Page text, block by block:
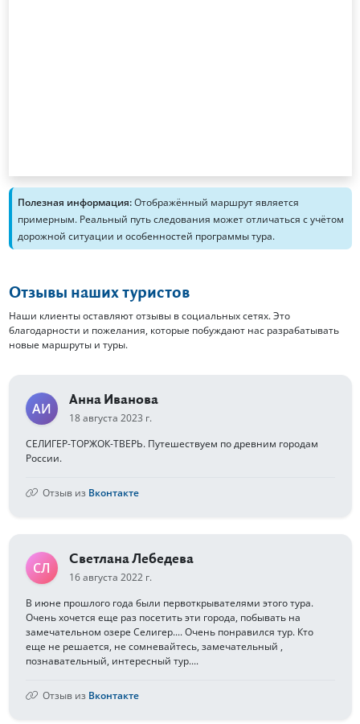
Полезная информация:Отображённый маршрут является
примерным. Реальный путь следования может отличаться с учётом
дорожной ситуации и особенностей программы тура.
Отзывы наших туристов
Наши клиенты оставляют отзывы в социальных сетях. Это
благодарности и пожелания, которые побуждают нас разрабатывать
новые маршруты и туры.
АИ
Анна Иванова
18 августа 2023 г.
СЕЛИГЕР-ТОРЖОК-ТВЕРЬ. Путешествуем по древним городам
России.
Отзыв из Вконтакте
СЛ
Светлана Лебедева
16 августа 2022 г.
В июне прошлого года были первоткрывателями этого тура.
Очень хочется еще раз посетить эти города, побывать на
замечательном озере Селигер.... Очень понравился тур. Кто
еще не решается, не сомневайтесь, замечательный ,
познавательный, интересный тур....
Отзыв из Вконтакте